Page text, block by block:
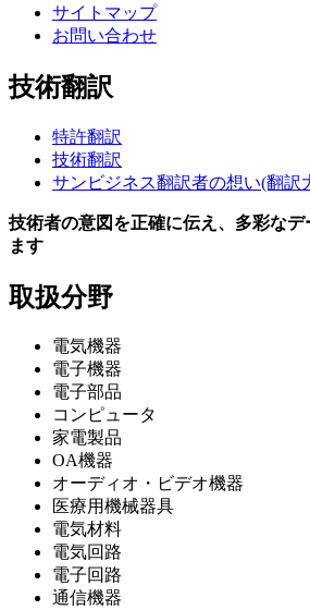
サイトマップ
お問い合わせ
技術翻訳
特許翻訳
技術翻訳
サンビジネス翻訳者の想い(翻訳
技術者の意図を正確に伝え、多彩な
ます
取扱分野
電気機器
電子機器
電子部品
コンピュータ
家電製品
OA機器
オーディオ・ビデオ機器
医療用機械器具
電気材料
電気回路
電子回路
通信機器